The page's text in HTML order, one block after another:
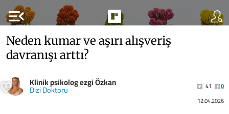
menu_open
Neden kumar ve aşırı alışveriş
davranışı arttı?
Klinik psikolog ezgi Özkan
Dizi Doktoru 41
0
12.04.2026